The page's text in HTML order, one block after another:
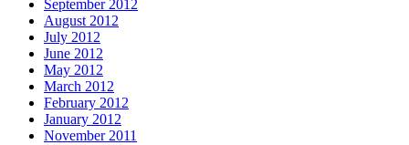
September 2012
August 2012
July 2012
June 2012
May 2012
March 2012
February 2012
January 2012
November 2011